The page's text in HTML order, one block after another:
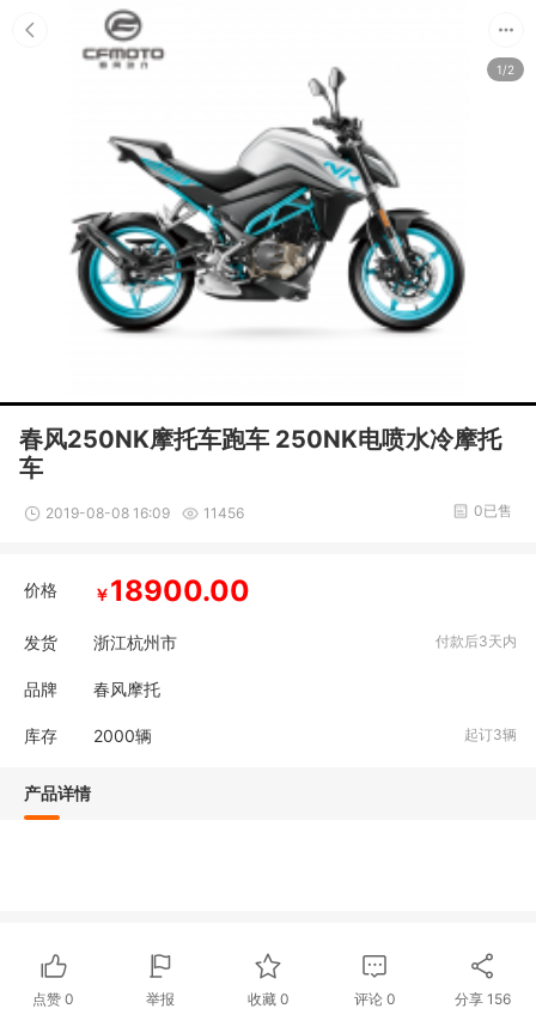
1/2
春风250NK摩托车跑车 250NK电喷水冷摩托
车
2019-08-08 16:09 11456 0已售
价格 ￥18900.00
发货 浙江杭州市 付款后3天内
品牌 春风摩托
库存 2000辆 起订3辆
产品详情
点赞0 举报 收藏 0 评论0 分享 156